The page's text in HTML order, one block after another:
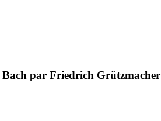
Bach par Friedrich Grützmacher